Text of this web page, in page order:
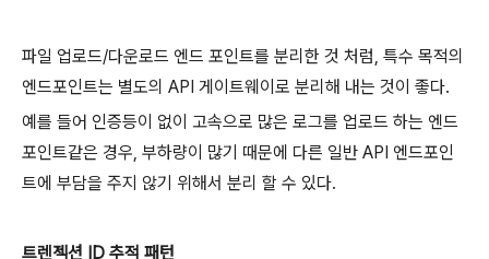
파일 업로드/다운로드 엔드 포인트를 분리한 것 처럼, 특수 목적의
엔드포인트는 별도의 API 게이트웨이로 분리해 내는 것이 좋다.
예를 들어 인증등이 없이 고속으로 많은 로그를 업로드 하는 엔드
포인트같은 경우, 부하량이 많기 때문에 다른 일반 API 엔드포인
트에 부담을 주지 않기 위해서 분리 할 수 있다.
트렌젝션 ID 추적 패턴